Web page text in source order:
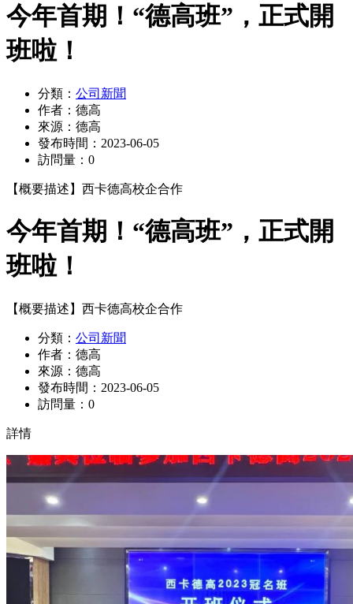
今年首期！“德高班”，正式開
班啦！
分類： 公司新聞
作者： 德高
來源： 德高
發布時間： 2023-06-05
訪問量： 0
【概要描述】 西卡德高校企合作
今年首期！“德高班”，正式開
班啦！
【概要描述】 西卡德高校企合作
分類： 公司新聞
作者： 德高
來源： 德高
發布時間： 2023-06-05
訪問量： 0
詳情